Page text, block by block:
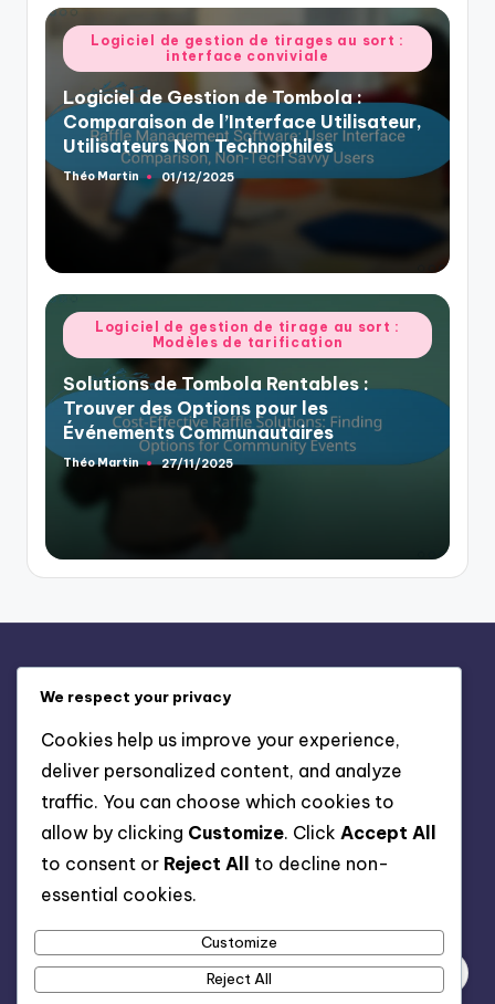
Posted
in
Logiciel de gestion de tirages au sort :
interface conviviale
Logiciel de Gestion de Tombola :
Comparaison de l’Interface Utilisateur,
Utilisateurs Non Technophiles
Posted
Théo Martin 01/12/2025
Posted
in
Logiciel de gestion de tirage au sort :
Modèles de tarification
Solutions de Tombola Rentables :
Trouver des Options pour les
Événements Communautaires
Posted
Théo Martin 27/11/2025
Conditions d’utilisation
Qui Nous Sommes
Préférences des cookies
Politique de confidentialité
We respect your privacy
Cookies help us improve your experience,
deliver personalized content, and analyze
traffic. You can choose which cookies to
allow by clicking Customize. Click Accept All
to consent or Reject All
to decline non-
essential cookies.
Customize
Reject All